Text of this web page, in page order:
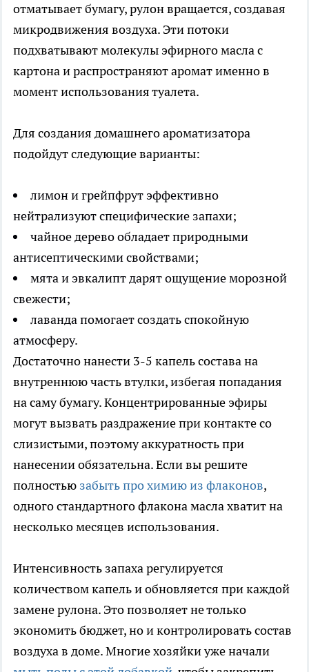
отматывает бумагу, рулон вращается, создавая
микродвижения воздуха. Эти потоки
подхватывают молекулы эфирного масла с
картона и распространяют аромат именно в
момент использования туалета.
Для создания домашнего ароматизатора
подойдут следующие варианты:
лимон и грейпфрут эффективно
нейтрализуют специфические запахи;
чайное дерево обладает природными
антисептическими свойствами;
мята и эвкалипт дарят ощущение морозной
свежести;
лаванда помогает создать спокойную
атмосферу.
Достаточно нанести 3-5 капель состава на
внутреннюю часть втулки, избегая попадания
на саму бумагу. Концентрированные эфиры
могут вызвать раздражение при контакте со
слизистыми, поэтому аккуратность при
нанесении обязательна. Если вы решите
полностью забыть про химию из флаконов,
одного стандартного флакона масла хватит на
несколько месяцев использования.
Интенсивность запаха регулируется
количеством капель и обновляется при каждой
замене рулона. Это позволяет не только
экономить бюджет, но и контролировать состав
воздуха в доме. Многие хозяйки уже начали